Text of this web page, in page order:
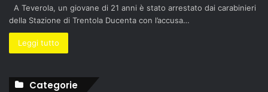
A Teverola, un giovane di 21 anni è stato arrestato dai carabinieri
della Stazione di Trentola Ducenta con l’accusa…
Leggi tutto
Categorie